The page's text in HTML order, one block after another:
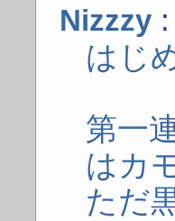
Nizzzy :
はじ
第一
はカ
ただ